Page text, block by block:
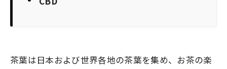
茶葉は日本および世界各地の茶葉を集め、お茶の楽